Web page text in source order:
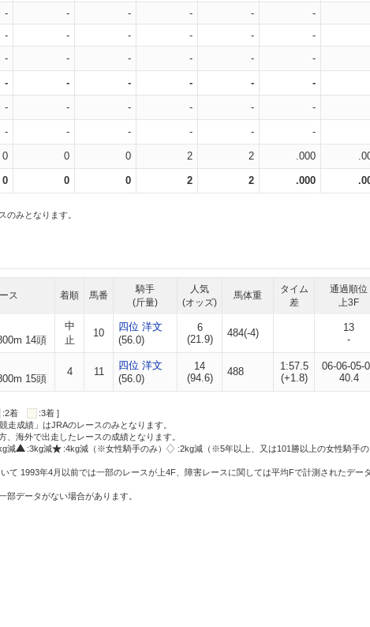
- - - - - -
- - - - - -
- - - - - -
- - - - - -
- - - - - -
- - - - - -
0 0 0 2 2 .000
0 0 0 2 2 .000
のみとなります。
ス 着順 馬番
騎手
(斤量)
人気
(オッズ)
馬体重
タイム
差
通過順位
上3F
14頭
中
止
10
四位 洋文
(56.0)
6
(21.9)
484(-4)
13
-
15頭
4 11
四位 洋文
(56.0)
14
(94.6)
488
1:57.5
(+1.8)
06-06-05-
40.4
:2着
:3着 ]
走成績」はJRAのレースのみとなります。
海外で出走したレースの成績となります。
減 :3kg減 :4kg減（※女性騎手のみ）
:2kg減（※5年以上、又は101勝以上の女性騎手の
て 1993年4月以前では一部のレースが上4F、障害レースに関しては平均Fで計測されたデー
データがない場合があります。